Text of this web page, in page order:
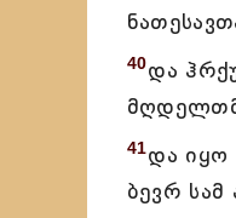
40და
41და იყო
ბევრ სამ